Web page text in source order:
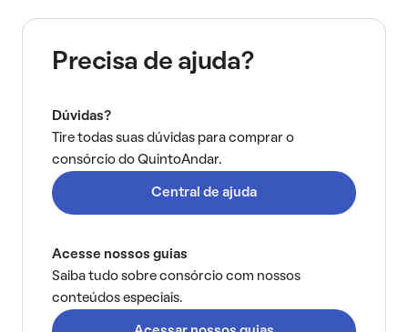
Precisa de ajuda?
Dúvidas?
Tire todas suas dúvidas para comprar o
consórcio do QuintoAndar.
Central de ajuda
Acesse nossos guias
Saiba tudo sobre consórcio com nossos
conteúdos especiais.